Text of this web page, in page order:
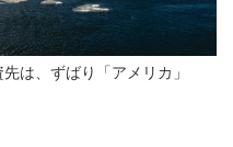
は、ずばり「アメリカ」